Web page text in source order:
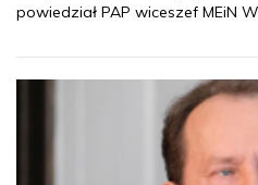
powiedział PAP wiceszef MEiN